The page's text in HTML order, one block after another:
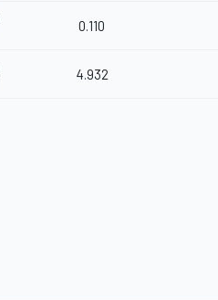
0.110
4.932